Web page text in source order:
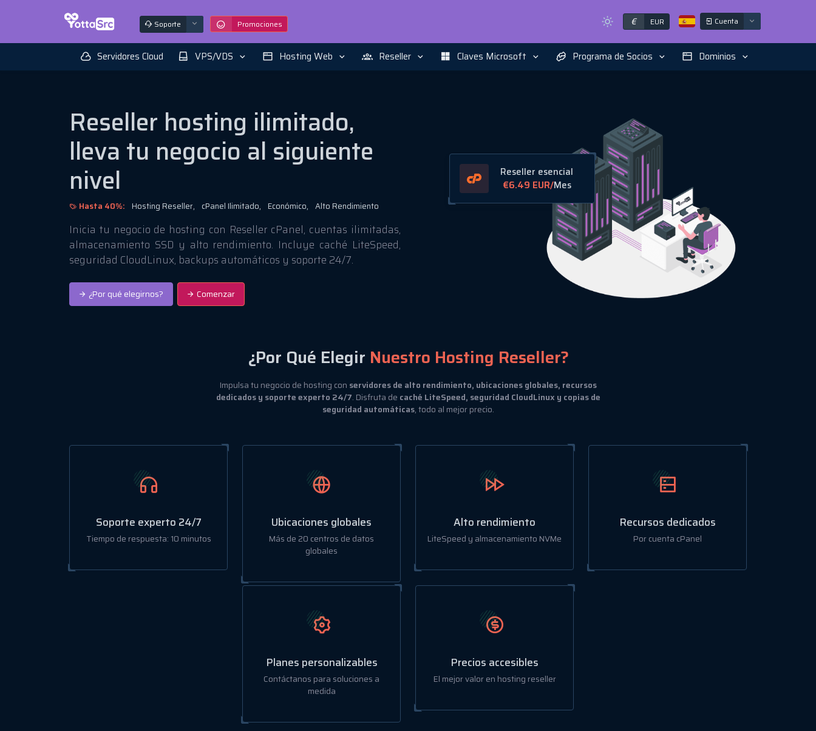
Soporte Promociones € EUR Cuenta
Servidores Cloud VPS/VDS Hosting Web Reseller Claves Microsoft Programa de Socios Dominios
Reseller hosting ilimitado,
lleva tu negocio al siguiente
nivel
Hasta 40%: Hosting Reseller, cPanel Ilimitado, Económico, Alto Rendimiento
Inicia tu negocio de hosting con Reseller cPanel, cuentas ilimitadas,
almacenamiento SSD y alto rendimiento. Incluye caché LiteSpeed,
seguridad CloudLinux, backups automáticos y soporte 24/7.
¿Por qué elegirnos? Comenzar
Reseller esencial
€6.49 EUR/Mes
¿Por Qué Elegir Nuestro Hosting Reseller?
Impulsa tu negocio de hosting con servidores de alto rendimiento, ubicaciones globales, recursos
dedicados y soporte experto 24/7. Disfruta de caché LiteSpeed, seguridad CloudLinux y copias de
seguridad automáticas, todo al mejor precio.
Soporte experto 24/7
Tiempo de respuesta: 10 minutos
Ubicaciones globales
Más de 20 centros de datos
globales
Alto rendimiento
LiteSpeed y almacenamiento NVMe
Recursos dedicados
Por cuenta cPanel
Planes personalizables
Contáctanos para soluciones a
medida
Precios accesibles
El mejor valor en hosting reseller